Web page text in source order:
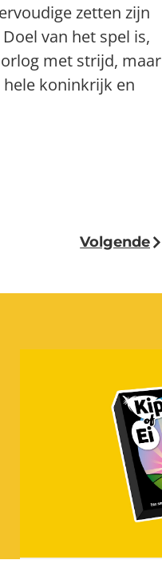
zetten zijn
van het spel is,
met strijd, maar
koninkrijk en
Volgende